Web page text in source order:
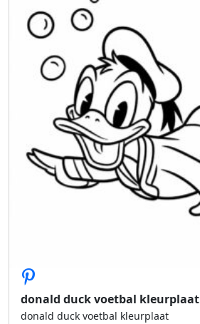
donald duck voetbal kleurplaat
donald duck voetbal kleurplaat